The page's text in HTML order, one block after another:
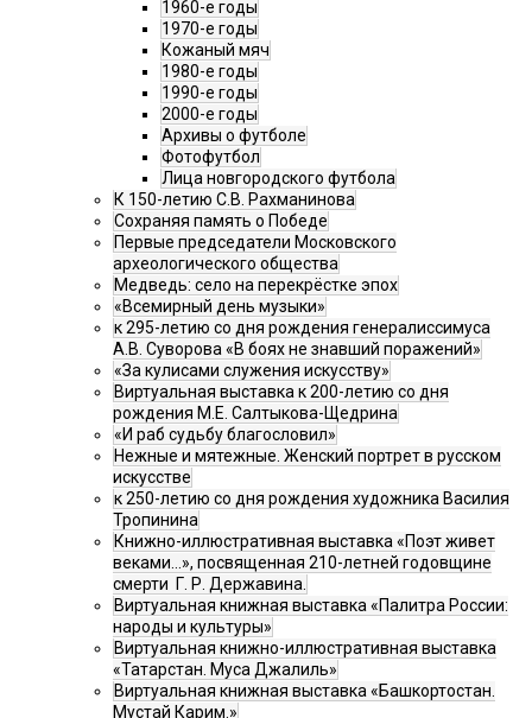
1960-е годы
1970-е годы
Кожаный мяч
1980-е годы
1990-е годы
2000-е годы
Архивы о футболе
Фотофутбол
Лица новгородского футбола
К 150-летию С.В. Рахманинова
Сохраняя память о Победе
Первые председатели Московского
археологического общества
Медведь: село на перекрёстке эпох
«Всемирный день музыки»
к 295-летию со дня рождения генералиссимуса
А.В. Суворова «В боях не знавший поражений»
«За кулисами служения искусству»
Виртуальная выставка к 200-летию со дня
рождения М.Е. Салтыкова-Щедрина
«И раб судьбу благословил»
Нежные и мятежные. Женский портрет в русском
искусстве
к 250-летию со дня рождения художника Василия
Тропинина
Книжно-иллюстративная выставка «Поэт живет
веками…», посвященная 210-летней годовщине
смерти Г. Р. Державина.
Виртуальная книжная выставка «Палитра России:
народы и культуры»
Виртуальная книжно-иллюстративная выставка
«Татарстан. Муса Джалиль»
Виртуальная книжная выставка «Башкортостан.
Мустай Карим.»